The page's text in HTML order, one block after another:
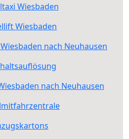
Wiesbaden
Wiesbaden
nach Neuhausen
nach Neuhausen